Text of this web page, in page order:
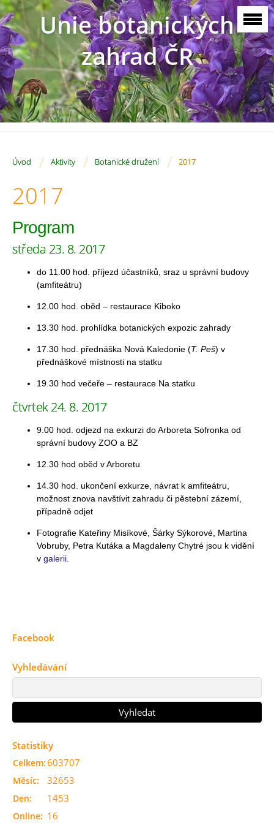
Unie botanických
zahrad ČR
Úvod / Aktivity / Botanické družení / 2017
2017
Program
středa 23. 8. 2017
do 11.00 hod. příjezd účastníků, sraz u správní budovy
(amfiteátru)
12.00 hod. oběd – restaurace Kiboko
13.30 hod. prohlídka botanických expozic zahrady
17.30 hod. přednáška Nová Kaledonie (T. Peš) v
přednáškové místnosti na statku
19.30 hod večeře – restaurace Na statku
čtvrtek 24. 8. 2017
9.00 hod. odjezd na exkurzi do Arboreta Sofronka od
správní budovy ZOO a BZ
12.30 hod oběd v Arboretu
14.30 hod. ukončení exkurze, návrat k amfiteátru,
možnost znova navštívit zahradu či pěstební zázemí,
případně odjet
Fotografie Kateřiny Misíkové, Šárky Sýkorové, Martina
Vobruby, Petra Kutáka a Magdaleny Chytré jsou k vidění
v galerii
Facebook
Vyhledávání
Statistiky
Online: 16
Celkem:603707
Měsíc: 32653
Den: 1453